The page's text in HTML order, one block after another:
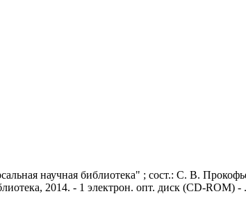
научная библиотека" ; сост.: С. В.
2014. - 1 электрон. опт. диск (CD-ROM)